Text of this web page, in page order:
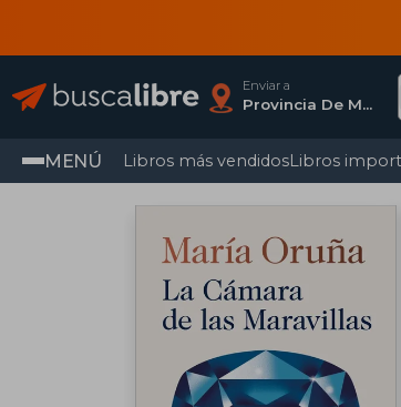
Enviar a
Provincia De Madrid
MENÚ Libros más vendidosLibros